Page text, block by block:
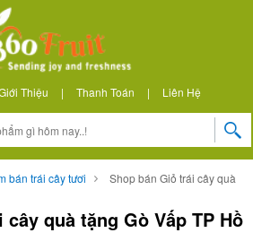
Thiệu | Thanh Toán | Liên Hệ
bán trái cây tươi
Shop bán Giỏ trái cây quà
quà tặng Gò Vấp TP Hồ